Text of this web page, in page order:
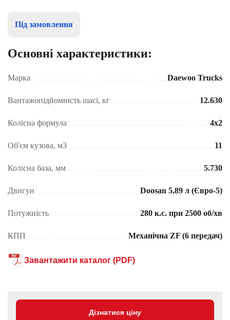
Під замовлення
Основні характеристики:
Марка Daewoo Trucks
Вантажопідйомність шасі, кг 12.630
Колісна формула 4x2
Об'єм кузова, м3 11
Колісна база, мм 5.730
Двигун Doosan 5,89 л (Євро-5)
Потужність 280 к.с. при 2500 об/хв
КПП Механічна ZF (6 передач)
Завантажити каталог (PDF)
Дізнатися ціну